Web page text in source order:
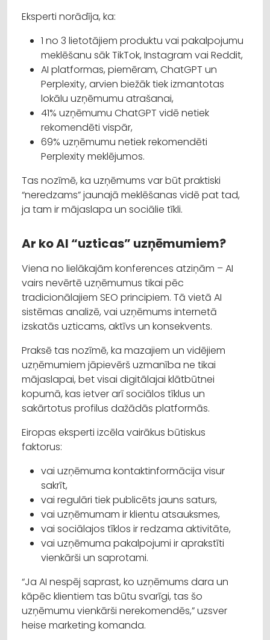
Eksperti norādīja, ka:
1 no 3 lietotājiem produktu vai pakalpojumu
meklēšanu sāk TikTok, Instagram vai Reddit,
AI platformas, piemēram, ChatGPT un
Perplexity, arvien biežāk tiek izmantotas
lokālu uzņēmumu atrašanai,
41% uzņēmumu ChatGPT vidē netiek
rekomendēti vispār,
69% uzņēmumu netiek rekomendēti
Perplexity meklējumos.
Tas nozīmē, ka uzņēmums var būt praktiski
“neredzams” jaunajā meklēšanas vidē pat tad,
ja tam ir mājaslapa un sociālie tīkli.
Ar ko AI “uzticas” uzņēmumiem?
Viena no lielākajām konferences atziņām – AI
vairs nevērtē uzņēmumus tikai pēc
tradicionālajiem SEO principiem. Tā vietā AI
sistēmas analizē, vai uzņēmums internetā
izskatās uzticams, aktīvs un konsekvents.
Praksē tas nozīmē, ka mazajiem un vidējiem
uzņēmumiem jāpievērš uzmanība ne tikai
mājaslapai, bet visai digitālajai klātbūtnei
kopumā, kas ietver arī sociālos tīklus un
sakārtotus profilus dažādās platformās.
Eiropas eksperti izcēla vairākus būtiskus
faktorus:
vai uzņēmuma kontaktinformācija visur
sakrīt,
vai regulāri tiek publicēts jauns saturs,
vai uzņēmumam ir klientu atsauksmes,
vai sociālajos tīklos ir redzama aktivitāte,
vai uzņēmuma pakalpojumi ir aprakstīti
vienkārši un saprotami.
“Ja AI nespēj saprast, ko uzņēmums dara un
kāpēc klientiem tas būtu svarīgi, tas šo
uzņēmumu vienkārši nerekomendēs,” uzsver
heise marketing komanda.